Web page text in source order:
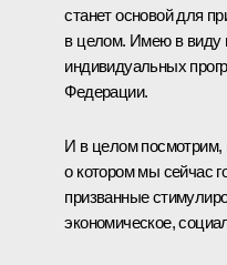
станет основой для
в целом. Имею в виду
индивидуальных
Федерации.
И в целом посмотрим,
о котором мы сейчас
призванные
экономическое,